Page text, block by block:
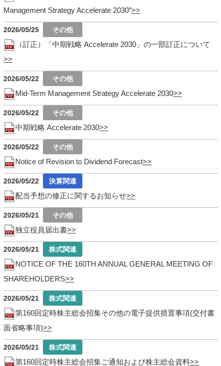
Management Strategy Accelerate 2030”
2026/05/25
（訂正）「中期戦略 Accelerate 2030」の一部訂正について
2026/05/22
Mid-Term Management Strategy Accelerate 2030
2026/05/22
中期戦略 Accelerate 2030
2026/05/22
Notice of Revision to Dividend Forecast
2026/05/22
配当予想の修正に関するお知らせ
2026/05/21
独立役員届出書
2026/05/21
NOTICE OF THE 160TH ANNUAL GENERAL MEETING OF
SHAREHOLDERS
2026/05/21
第160回定時株主総会招集その他の電子提供措置事項(交付書
面省略事項)
2026/05/21
第160回定時株主総会招集ご通知および株主総会資料